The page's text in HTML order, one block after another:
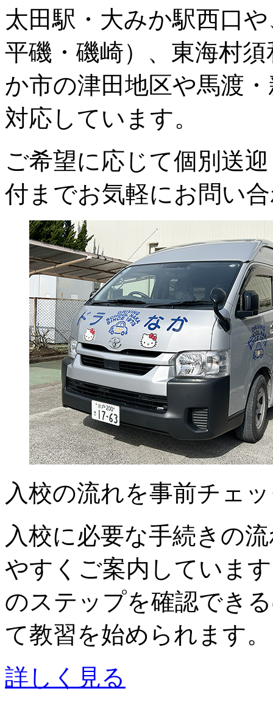
太田駅・大みか駅西口
平磯・磯崎）、東海村
か市の津田地区や馬渡
対応しています。
ご希望に応じて個別送
付までお気軽にお問い
入校の流れを事前チェ
入校に必要な手続きの
やすくご案内していま
のステップを確認でき
て教習を始められます。
詳しく見る